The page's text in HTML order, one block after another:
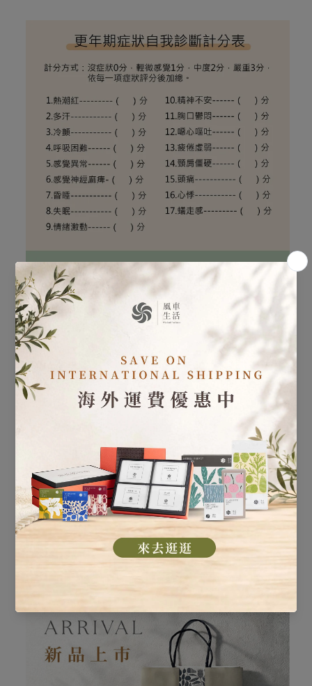
（資料來源：郭純育醫師著「把握生理轉機」）
也可以使用我們線上的檢測：更年期症狀自我檢測